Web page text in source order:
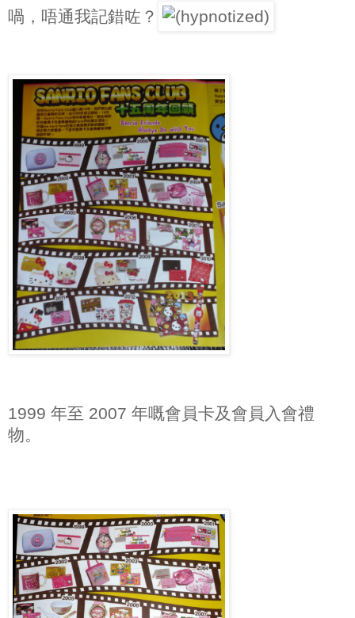
喎，唔通我記錯咗？
1999 年至 2007 年嘅會員卡及會員入會禮
物。